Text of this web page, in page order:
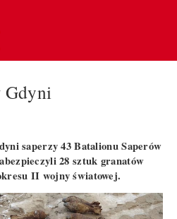
Gdyni
saperzy 43 Batalionu Saperów
28 sztuk granatów
II wojny światowej.